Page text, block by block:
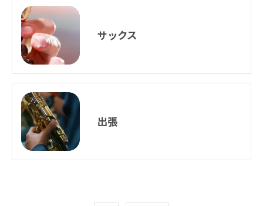
サックス
出張